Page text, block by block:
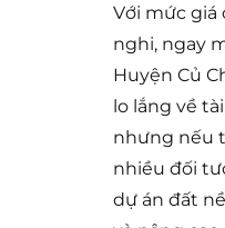
Với mức giá
nghi, ngay
Huyện Củ
lo lắng về
nhưng nếu
nhiều đối
dự án đất